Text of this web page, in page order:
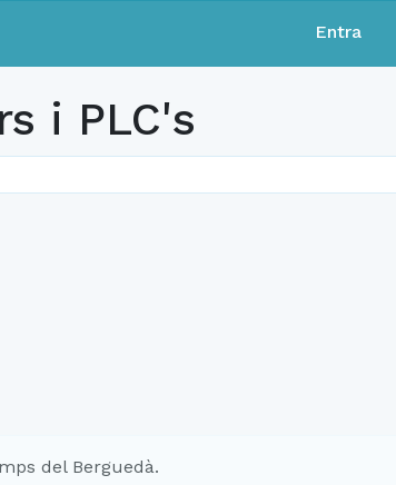
Entra
i PLC's
del Berguedà.